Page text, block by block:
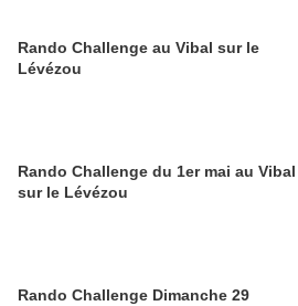
Rando Challenge au Vibal sur le
Lévézou
Rando Challenge du 1er mai au Vibal
sur le Lévézou
Rando Challenge Dimanche 29